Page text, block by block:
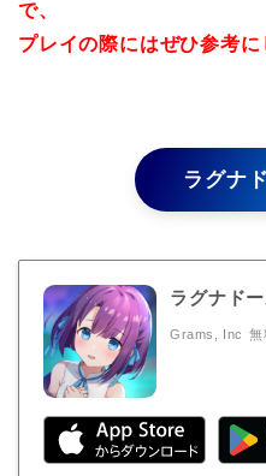
で、
プレイの際にはぜひ参考に
ラグナ
ラグナド
Grams, Inc 無